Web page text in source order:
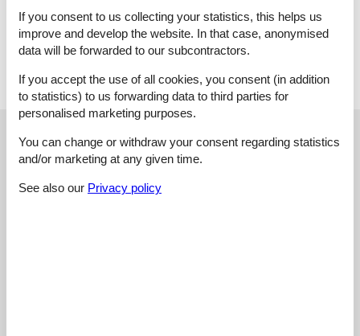
Sessel, Spiegel, TV-Unterschrank
Wäsche: Bett- und Badwäsche gegen eine Gebühr und
kann unter Extra-Leistungen zusätzlich gebucht werden
External reviews
3,9
If you consent to us collecting your statistics, this helps us
improve and develop the website. In that case, anonymised
data will be forwarded to our subcontractors.
If you accept the use of all cookies, you consent (in addition
to statistics) to us forwarding data to third parties for
personalised marketing purposes.
You can change or withdraw your consent regarding statistics
and/or marketing at any given time.
See also our Privacy policy